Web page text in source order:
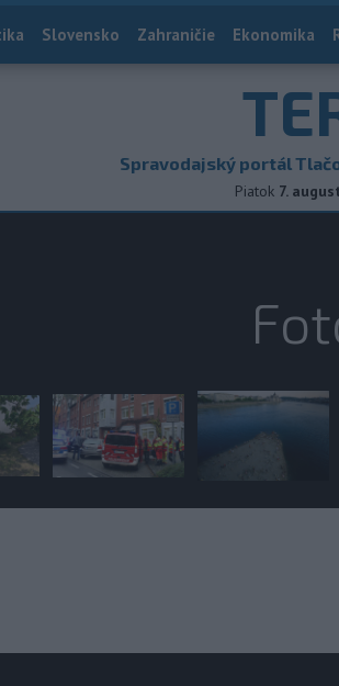
Slovensko Zahraničie Ekonomika
Spravodajský portál
Piatok 7.